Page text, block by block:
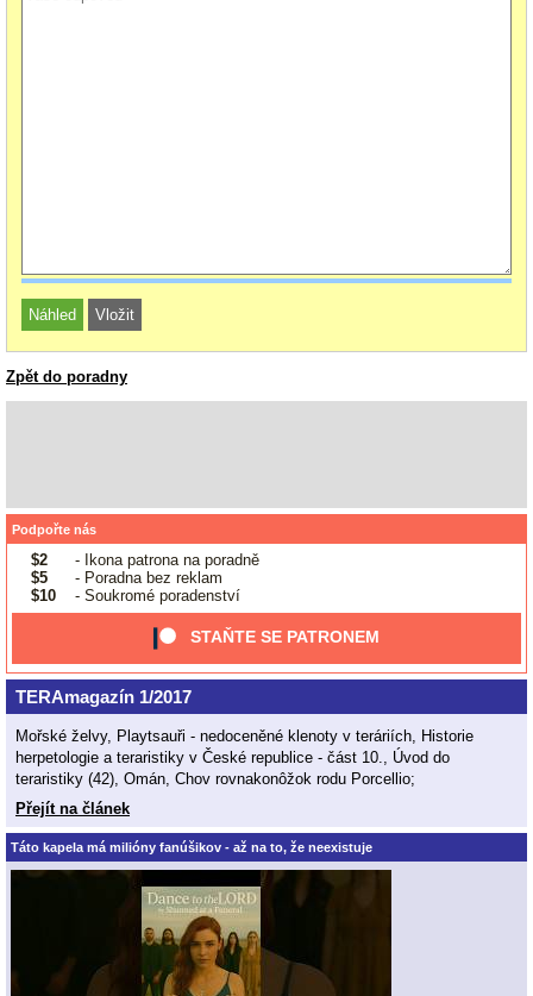
Zpět do poradny
Podpořte nás
$2
- Ikona patrona na poradně
$5
- Poradna bez reklam
$10
- Soukromé poradenství
STAŇTE SE PATRONEM
TERAmagazín 1/2017
Mořské želvy, Playtsauři - nedoceněné klenoty v teráriích, Historie
herpetologie a teraristiky v České republice - část 10., Úvod do
teraristiky (42), Omán, Chov rovnakonôžok rodu Porcellio;
Přejít na článek
Táto kapela má milióny fanúšikov - až na to, že neexistuje